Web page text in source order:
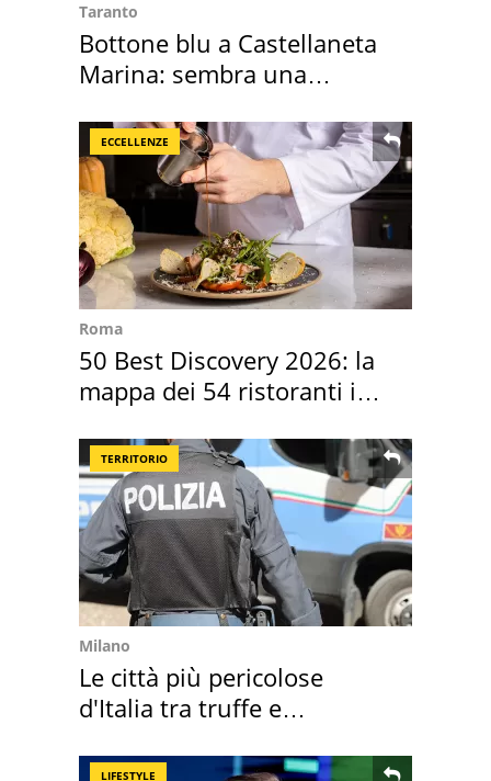
Taranto
Bottone blu a Castellaneta
Marina: sembra una
ECCELLENZE
Roma
50 Best Discovery 2026: la
mappa dei 54 ristoranti in
TERRITORIO
Milano
Le città più pericolose
d'Italia tra truffe e
LIFESTYLE